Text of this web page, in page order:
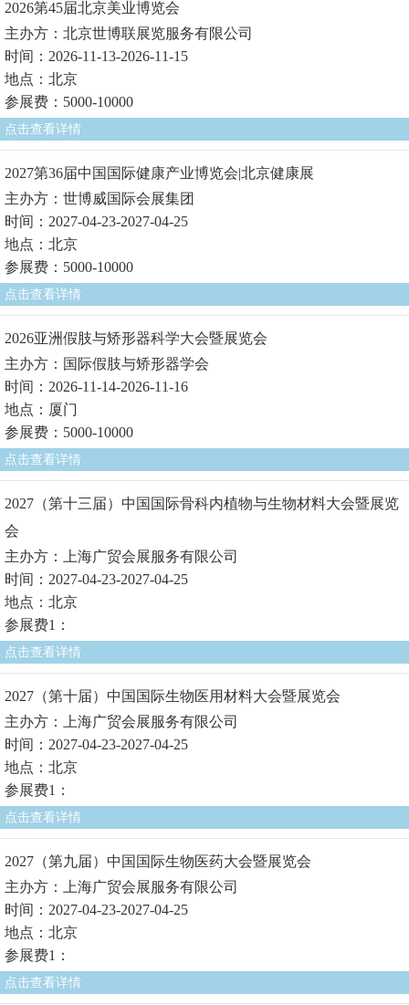
2026第45届北京美业博览会
主办方：北京世博联展览服务有限公司
时间：2026-11-13-2026-11-15
地点：北京
参展费：5000-10000
点击查看详情
2027第36届中国国际健康产业博览会|北京健康展
主办方：世博威国际会展集团
时间：2027-04-23-2027-04-25
地点：北京
参展费：5000-10000
点击查看详情
2026亚洲假肢与矫形器科学大会暨展览会
主办方：国际假肢与矫形器学会
时间：2026-11-14-2026-11-16
地点：厦门
参展费：5000-10000
点击查看详情
2027（第十三届）中国国际骨科内植物与生物材料大会暨展览
会
主办方：上海广贸会展服务有限公司
时间：2027-04-23-2027-04-25
地点：北京
参展费1：
点击查看详情
2027（第十届）中国国际生物医用材料大会暨展览会
主办方：上海广贸会展服务有限公司
时间：2027-04-23-2027-04-25
地点：北京
参展费1：
点击查看详情
2027（第九届）中国国际生物医药大会暨展览会
主办方：上海广贸会展服务有限公司
时间：2027-04-23-2027-04-25
地点：北京
参展费1：
点击查看详情